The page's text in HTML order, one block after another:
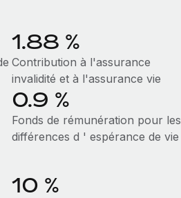
1.88 %
Contribution à l'assurance
invalidité et à l'assurance vie
0.9 %
Fonds de rémunération pour les
différences d ' espérance de vie
10 %